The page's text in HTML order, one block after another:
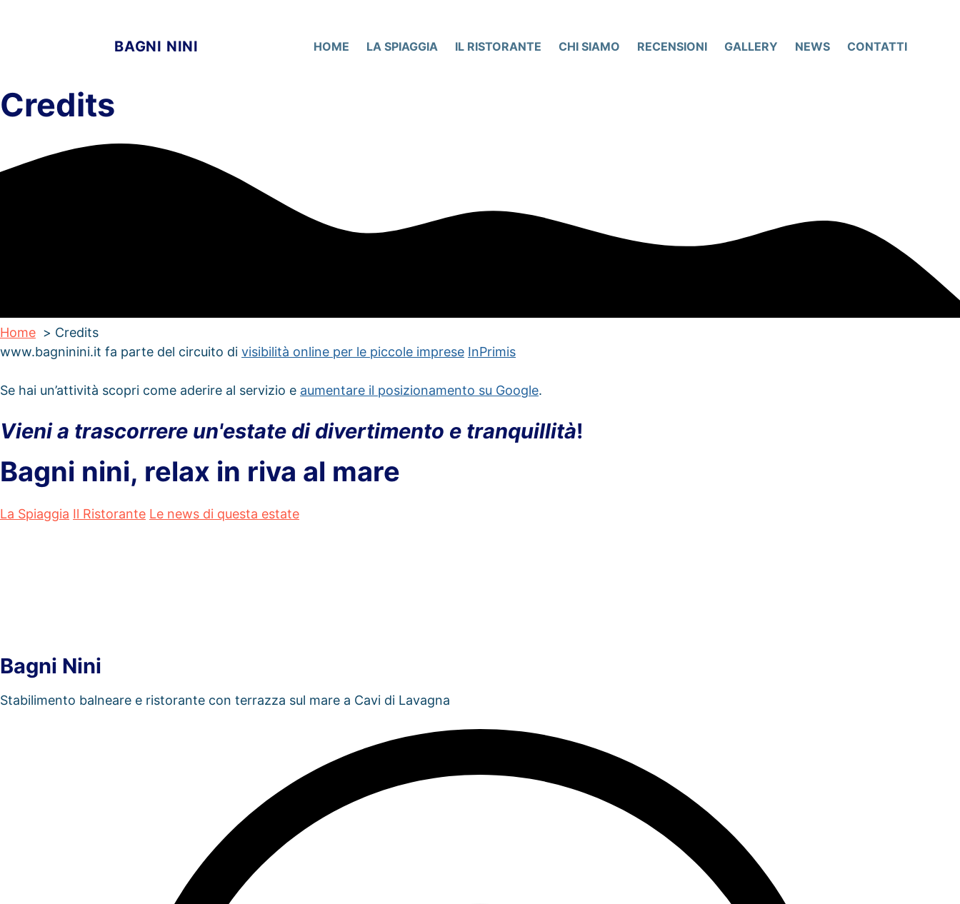
BAGNI NINI HOME LA SPIAGGIA IL RISTORANTE CHI SIAMO RECENSIONI GALLERY NEWS CONTATTI
Credits
Home
Credits
www.bagninini.it fa parte del circuito di visibilità online per le piccole imprese InPrimis
Se hai un’attività scopri come aderire al servizio e aumentare il posizionamento su Google.
Vieni a trascorrere un'estate di divertimento e tranquillità!
Bagni nini, relax in riva al mare
La Spiaggia Il Ristorante Le news di questa estate
Bagni Nini
Stabilimento balneare e ristorante con terrazza sul mare a Cavi di Lavagna